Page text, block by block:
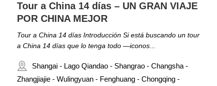
Tour a China 14 días – UN GRAN VIAJE
POR CHINA MEJOR
Tour a China 14 días Introducción Si está buscando un tour
a China 14 días que lo tenga todo —iconos...
Shangai - Lago Qiandao - Shangrao - Changsha -
Zhangjiajie - Wulingyuan - Fenghuang - Chongqing -